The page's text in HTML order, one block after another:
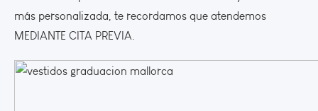
más personalizada, te recordamos que atendemos
MEDIANTE CITA PREVIA.